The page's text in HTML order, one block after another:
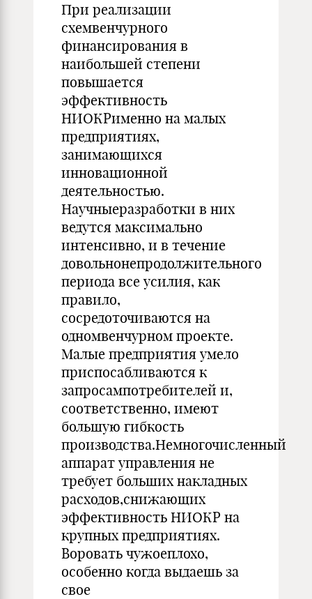
При реализации
схемвенчурного
финансирования в
наибольшей степени
повышается
эффективность
НИОКРименно на малых
предприятиях,
занимающихся
инновационной
деятельностью.
Научныеразработки в них
ведутся максимально
интенсивно, и в течение
довольнонепродолжительного
периода все усилия, как
правило,
сосредоточиваются на
одномвенчурном проекте.
Малые предприятия умело
приспосабливаются к
запросампотребителей и,
соответственно, имеют
большую гибкость
производства.Немногочисленный
аппарат управления не
требует больших накладных
расходов,снижающих
эффективность НИОКР на
крупных предприятиях.
Воровать чужоеплохо,
особенно когда выдаешь за
свое